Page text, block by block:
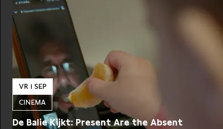
gezichtsvermogen verslechtert, gaat hij door de
pijn en verwarring van zijn onbeantwoorde eerste
liefde en zal hij uiteindelijk uit
VR 1 SEP
CINEMA
De Balie Kijkt: Present Are the Absent